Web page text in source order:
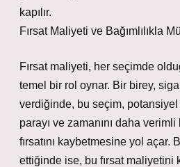
kapılır.
Fırsat Maliyeti ve Bağımlılıkla
Fırsat maliyeti, her seçimde
temel bir rol oynar. Bir birey,
verdiğinde, bu seçim, potansiyel
parayı ve zamanını daha
fırsatını kaybetmesine yol açar.
ettiğinde ise, bu fırsat maliyetini